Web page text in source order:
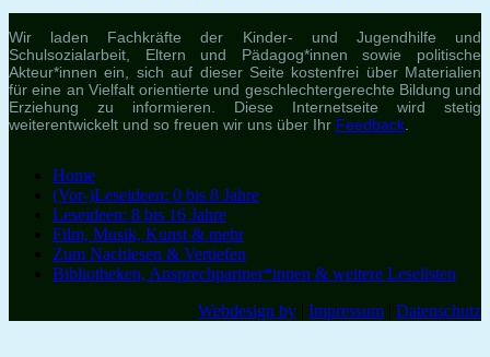
Wir laden Fachkräfte der Kinder- und Jugendhilfe und
Schulsozialarbeit, Eltern und Pädagog*innen sowie politische
Akteur*innen ein, sich auf dieser Seite kostenfrei über Materialien
für eine an Vielfalt orientierte und geschlechtergerechte Bildung und
Erziehung zu informieren. Diese Internetseite wird stetig
weiterentwickelt und so freuen wir uns über Ihr Feedback
Home
(Vor-)Leseideen: 0 bis 8 Jahre
Leseideen: 8 bis 16 Jahre
Film, Musik, Kunst & mehr
Zum Nachlesen & Vertiefen
Bibliotheken, Ansprechpartner*innen & weitere Leselisten
Webdesign by
Impressum Datenschutz